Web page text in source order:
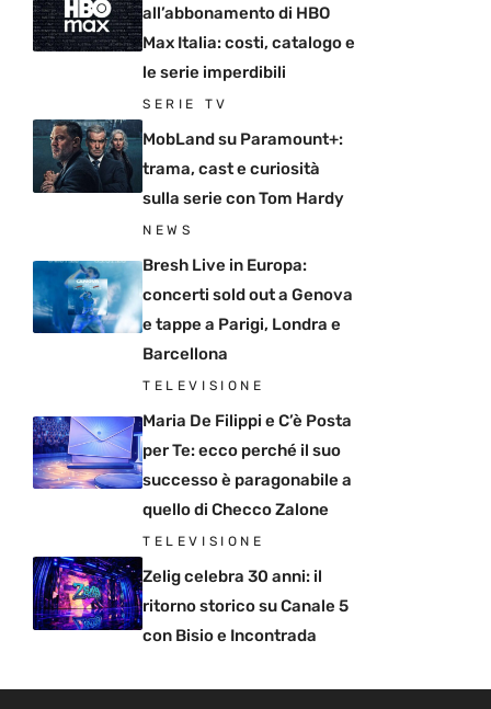
all’abbonamento di HBO
Max Italia: costi, catalogo e
le serie imperdibili
SERIE TV
MobLand su Paramount+:
trama, cast e curiosità
sulla serie con Tom Hardy
NEWS
Bresh Live in Europa:
concerti sold out a Genova
e tappe a Parigi, Londra e
Barcellona
TELEVISIONE
Maria De Filippi e C’è Posta
per Te: ecco perché il suo
successo è paragonabile a
quello di Checco Zalone
TELEVISIONE
Zelig celebra 30 anni: il
ritorno storico su Canale 5
con Bisio e Incontrada